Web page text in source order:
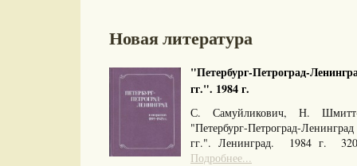
Новая литература
"Петербург-Петроград-
гг.". 1984 г.
С. Самуйликович, Н.
"Петербург-Петроград-
гг.". Ленинград. 1984 г.
Подробнее...